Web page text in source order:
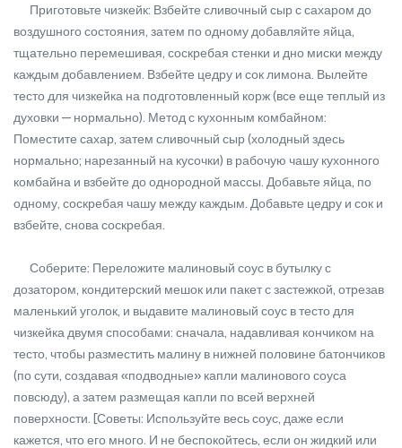
Приготовьте чизкейк: Взбейте сливочный сыр с сахаром до
воздушного состояния, затем по одному добавляйте яйца,
тщательно перемешивая, соскребая стенки и дно миски между
каждым добавлением. Взбейте цедру и сок лимона. Вылейте
тесто для чизкейка на подготовленный корж (все еще теплый из
духовки — нормально). Метод с кухонным комбайном:
Поместите сахар, затем сливочный сыр (холодный здесь
нормально; нарезанный на кусочки) в рабочую чашу кухонного
комбайна и взбейте до однородной массы. Добавьте яйца, по
одному, соскребая чашу между каждым. Добавьте цедру и сок и
взбейте, снова соскребая.
Соберите: Переложите малиновый соус в бутылку с
дозатором, кондитерский мешок или пакет с застежкой, отрезав
маленький уголок, и выдавите малиновый соус в тесто для
чизкейка двумя способами: сначала, надавливая кончиком на
тесто, чтобы разместить малину в нижней половине батончиков
(по сути, создавая «подводные» капли малинового соуса
повсюду), а затем размещая капли по всей верхней
поверхности. [Советы: Используйте весь соус, даже если
кажется, что его много. И не беспокойтесь, если он жидкий или